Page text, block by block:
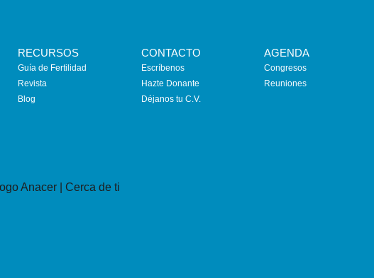
RECURSOS
Guía de Fertilidad
Revista
Blog
CONTACTO
Escríbenos
Hazte Donante
Déjanos tu C.V.
AGENDA
Congresos
Reuniones